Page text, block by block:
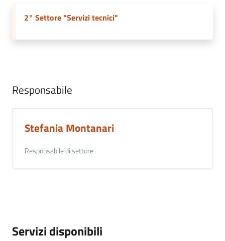
2° Settore "Servizi tecnici"
Responsabile
Stefania Montanari
Responsabile di settore
Servizi disponibili